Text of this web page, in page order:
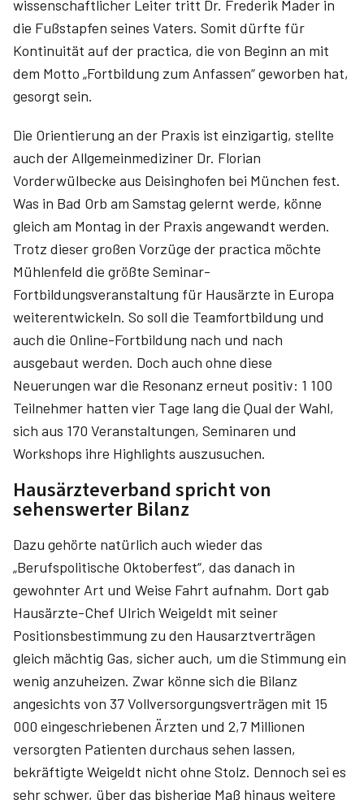
wissenschaftlicher Leiter tritt Dr. Frederik Mader in
die Fußstapfen seines Vaters. Somit dürfte für
Kontinuität auf der practica, die von Beginn an mit
dem Motto „Fortbildung zum Anfassen“ geworben hat,
gesorgt sein.
Die Orientierung an der Praxis ist einzigartig, stellte
auch der Allgemeinmediziner Dr. Florian
Vorderwülbecke aus Deisinghofen bei München fest.
Was in Bad Orb am Samstag gelernt werde, könne
gleich am Montag in der Praxis angewandt werden.
Trotz dieser großen Vorzüge der practica möchte
Mühlenfeld die größte Seminar-
Fortbildungsveranstaltung für Hausärzte in Europa
weiterentwickeln. So soll die Teamfortbildung und
auch die Online-Fortbildung nach und nach
ausgebaut werden. Doch auch ohne diese
Neuerungen war die Resonanz erneut positiv: 1 100
Teilnehmer hatten vier Tage lang die Qual der Wahl,
sich aus 170 Veranstaltungen, Seminaren und
Workshops ihre Highlights auszusuchen.
Hausärzteverband spricht von
sehenswerter Bilanz
Dazu gehörte natürlich auch wieder das
„Berufspolitische Oktoberfest“, das danach in
gewohnter Art und Weise Fahrt aufnahm. Dort gab
Hausärzte-Chef Ulrich Weigeldt mit seiner
Positionsbestimmung zu den Hausarztverträgen
gleich mächtig Gas, sicher auch, um die Stimmung ein
wenig anzuheizen. Zwar könne sich die Bilanz
angesichts von 37 Vollversorgungsverträgen mit 15
000 eingeschriebenen Ärzten und 2,7 Millionen
versorgten Patienten durchaus sehen lassen,
bekräftigte Weigeldt nicht ohne Stolz. Dennoch sei es
sehr schwer, über das bisherige Maß hinaus weitere